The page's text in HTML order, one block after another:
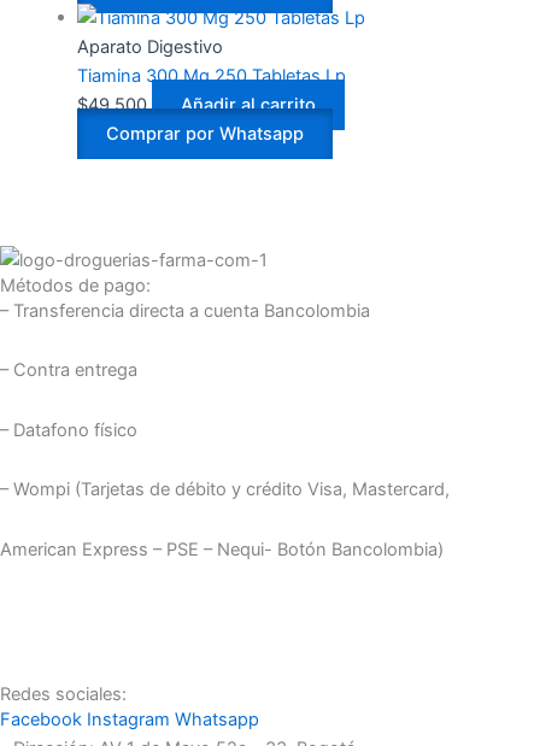
Aparato Digestivo
Tiamina 300 Mg 250 Tabletas Lp
$49.500
Añadir al carrito
Comprar por Whatsapp
Métodos de pago:
– Transferencia directa a cuenta Bancolombia
– Contra entrega
– Datafono físico
– Wompi (Tarjetas de débito y crédito Visa, Mastercard,
American Express – PSE – Nequi- Botón Bancolombia)
Redes sociales:
Facebook Instagram Whatsapp